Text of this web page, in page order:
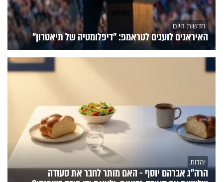
חדשות היום
האיראנים לועגים לטראמפ: "דיפלומטיה של תיאטרון"
יהדות
הרה"ג אברהם יוסף - האם מותר לחבר את סעודה